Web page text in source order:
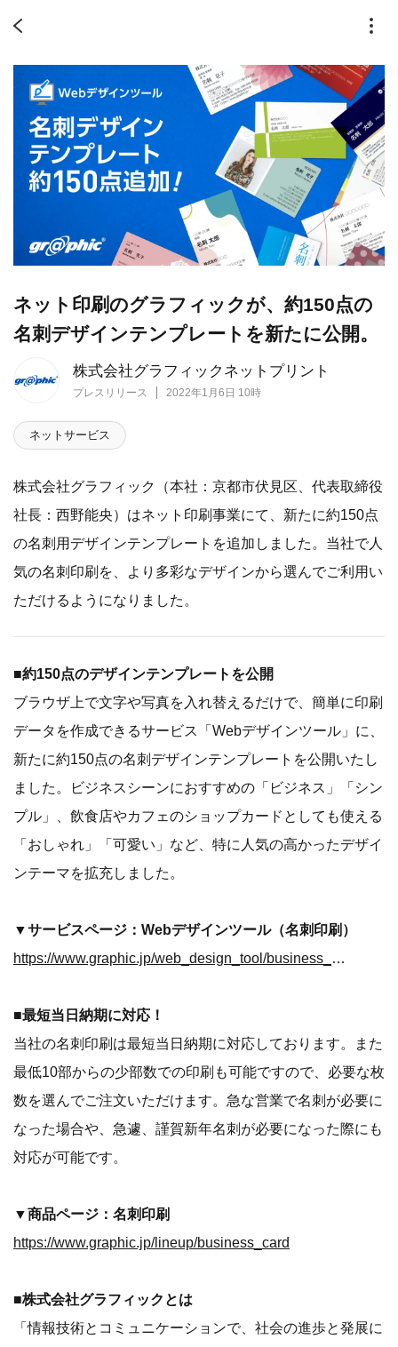
株式会社グラフィックネットプリント
プレスリリース 2022年1月6日 10時
ネット印刷のグラフィックが、約150点の
名刺デザインテンプレートを新たに公開。
ネットサービス
株式会社グラフィック（本社：京都市伏見区、代表取締役
社長：西野能央）はネット印刷事業にて、新たに約150点
の名刺用デザインテンプレートを追加しました。当社で人
気の名刺印刷を、より多彩なデザインから選んでご利用い
ただけるようになりました。
■約150点のデザインテンプレートを公開
ブラウザ上で文字や写真を入れ替えるだけで、簡単に印刷
データを作成できるサービス「Webデザインツール」に、
新たに約150点の名刺デザインテンプレートを公開いたし
ました。ビジネスシーンにおすすめの「ビジネス」「シン
プル」、飲食店やカフェのショップカードとしても使える
「おしゃれ」「可愛い」など、特に人気の高かったデザイ
ンテーマを拡充しました。
▼サービスページ：Webデザインツール（名刺印刷）
https://www.graphic.jp/web_design_tool/business_card
■最短当日納期に対応！
当社の名刺印刷は最短当日納期に対応しております。また
最低10部からの少部数での印刷も可能ですので、必要な枚
数を選んでご注文いただけます。急な営業で名刺が必要に
なった場合や、急遽、謹賀新年名刺が必要になった際にも
対応が可能です。
▼商品ページ：名刺印刷
https://www.graphic.jp/lineup/business_card
■株式会社グラフィックとは
「情報技術とコミュニケーションで、社会の進歩と発展に